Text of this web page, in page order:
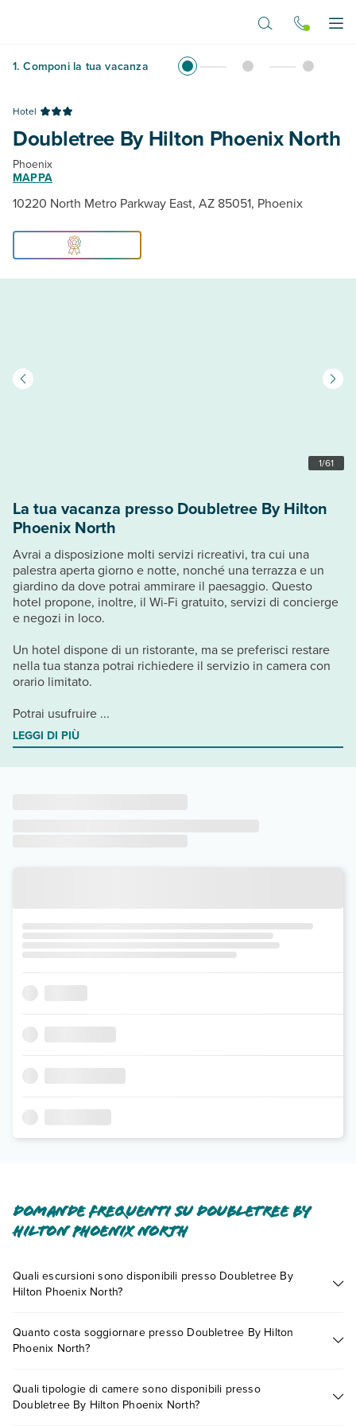
1. Componi la tua vacanza
Hotel
Doubletree By Hilton Phoenix North
Phoenix
MAPPA
10220 North Metro Parkway East, AZ 85051, Phoenix
1/61
La tua vacanza presso Doubletree By Hilton
Phoenix North
Avrai a disposizione molti servizi ricreativi, tra cui una
palestra aperta giorno e notte, nonché una terrazza e un
giardino da dove potrai ammirare il paesaggio. Questo
hotel propone, inoltre, il Wi-Fi gratuito, servizi di concierge
e negozi in loco.
Un hotel dispone di un ristorante, ma se preferisci restare
nella tua stanza potrai richiedere il servizio in camera con
orario limitato.
Potrai usufruire ...
LEGGI DI PIÙ
Domande frequenti su Doubletree By
Hilton Phoenix North
Quali escursioni sono disponibili presso Doubletree By
Hilton Phoenix North?
presso Doubletree By Hilton Phoenix North. Scoprile tutte
nella sezione dedicata
Quanto costa soggiornare presso Doubletree By Hilton
Phoenix North?
variare in base a vari fattori (per es. date, condizioni dell'hotel,
ecc). Per consultare i prezzi, compila il motore di ricerca e
Quali tipologie di camere sono disponibili presso
Doubletree By Hilton Phoenix North?